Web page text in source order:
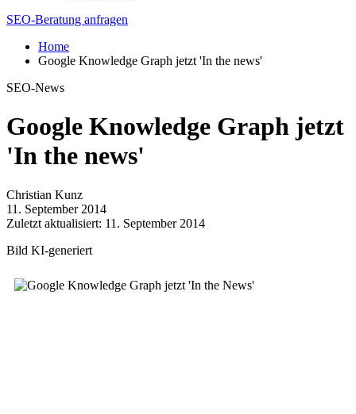
SEO-Beratung anfragen
Home
Google Knowledge Graph jetzt 'In the news'
SEO-News
Google Knowledge Graph jetzt
'In the news'
Christian Kunz
11. September 2014
Zuletzt aktualisiert: 11. September 2014
Bild KI-generiert